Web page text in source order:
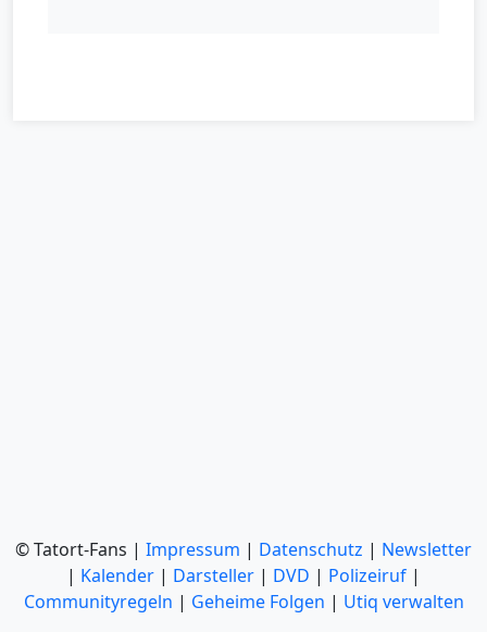
© Tatort-Fans | Impressum | Datenschutz | Newsletter
| Kalender | Darsteller | DVD | Polizeiruf |
Communityregeln | Geheime Folgen | Utiq verwalten